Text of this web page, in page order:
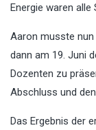
Energie waren
Aaron musste
dann am 19. Juni
Dozenten zu
Abschluss und
Das Ergebnis der